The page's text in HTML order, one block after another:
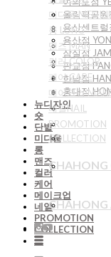
올림픽공원
용산센트럴
용산점
잠실점
판교점
한남점
홍대점
뉴디자인
숏
단발
미디움
롱
맨즈
컬러
케어
메이크업
네일
PROMOTION
COLLECTION
미디움
롱 LONG
맨즈 MAN
컬러 COLOR
케어 CARE
메이크업
네일NAIL
PROMOTION
COLLECTION
CHAHONG
CHAHONG